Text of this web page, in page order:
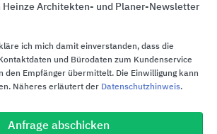
der GGT
Heinze Architekten- und Planer-Newsletter
ich mich damit einverstanden, dass die
und Bürodaten zum Kundenservice
den Empfänger übermittelt. Die Einwilligung kann
Näheres erläutert der Datenschutzhinweis.
Anfrage abschicken